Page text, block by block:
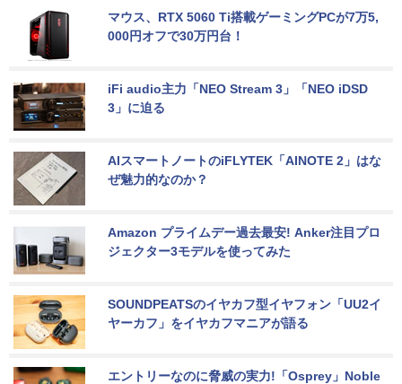
マウス、RTX 5060 Ti搭載ゲーミングPCが7万5,
000円オフで30万円台！
iFi audio主力「NEO Stream 3」「NEO iDSD
3」に迫る
AIスマートノートのiFLYTEK「AINOTE 2」はな
ぜ魅力的なのか？
Amazon プライムデー過去最安! Anker注目プロ
ジェクター3モデルを使ってみた
SOUNDPEATSのイヤカフ型イヤフォン「UU2イ
ヤーカフ」をイヤカフマニアが語る
エントリーなのに脅威の実力!「Osprey」Noble